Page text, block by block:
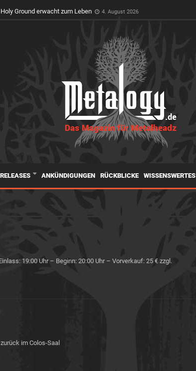
Ground erwacht zum Leben 4. August 2026
RELEASES ANKÜNDIGUNGEN RÜCKBLICKE WISSENSWERTES
19:00 Uhr – Beginn: 20:00 Uhr – Vorverkauf: 25 € zzgl.
im Colos-Saal